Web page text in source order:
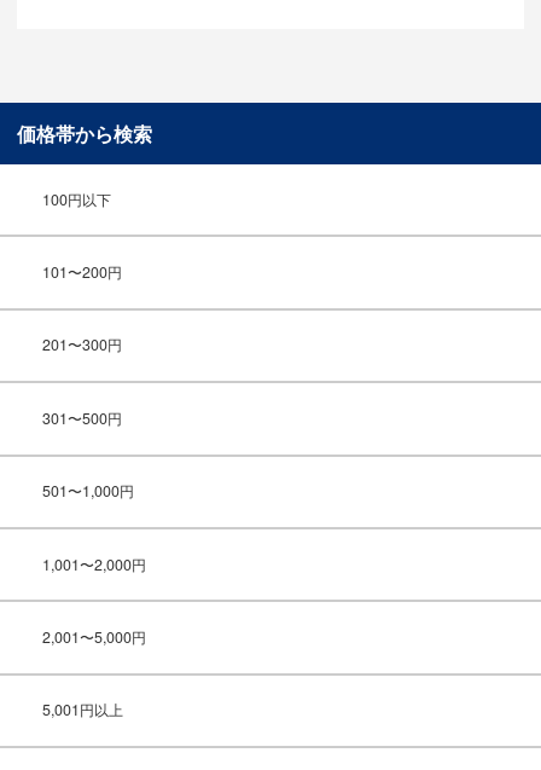
価格帯から検索
100円以下
101〜200円
201〜300円
301〜500円
501〜1,000円
1,001〜2,000円
2,001〜5,000円
5,001円以上